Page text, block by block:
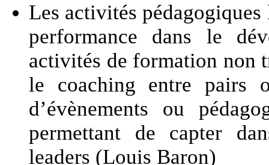
Les activités
performance dans le
activités de formation non
le coaching entre pairs
d’évènements ou
permettant de capter
leaders (Louis Baron)